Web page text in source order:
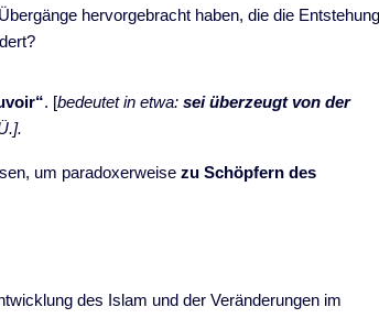
hervorgebracht haben, die die
. [bedeutet in etwa:sei überzeugt von der
um paradoxerweisezu Schöpfern des
des Islam und der Veränderungen im